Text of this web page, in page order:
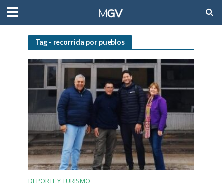
Tag - recorrida por pueblos
DEPORTE Y TURISMO